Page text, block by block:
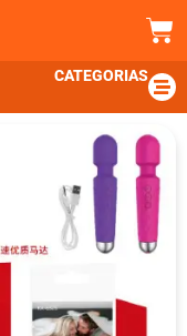
CATEGORIAS